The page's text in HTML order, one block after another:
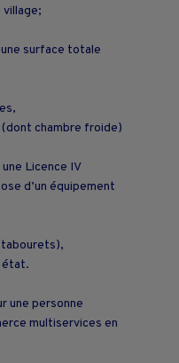
surface totale
chambre froide)
Licence IV
d’un équipement
tabourets),
état.
une personne
multiservices en